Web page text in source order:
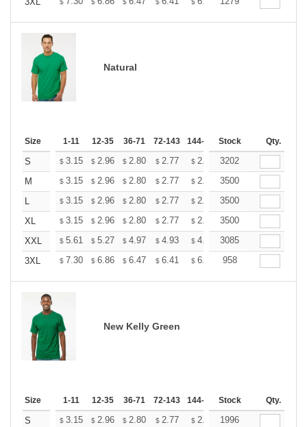
$ $ $ $ $ $
Natural
Size 1-11 12-35 36-71 72-143 144-287 288 + More
Stock Qty.
S $ 3.15 $ 2.96 $ 2.80 $ 2.77 $ 2.72 $2.70
3202
M
$ 3.15 $ 2.96 $ 2.80 $ 2.77 $ 2.72 $2.70
3500
L
$ 3.15 $ 2.96 $ 2.80 $ 2.77 $ 2.72 $2.70
3500
XL
$ 3.15 $ 2.96 $ 2.80 $ 2.77 $ 2.72 $2.70
3500
XXL
$ 5.61 $ 5.27 $ 4.97 $ 4.93 $ 4.85 $4.80
3085
3XL
$ 7.30 $ 6.86 $ 6.47 $ 6.41 $ 6.30 $6.25
958
New Kelly Green
Size 1-11 12-35 36-71 72-143 144-287 288 + More
Stock Qty.
S $ 3.15 $ 2.96 $ 2.80 $ 2.77 $ 2.72 $2.70
1996